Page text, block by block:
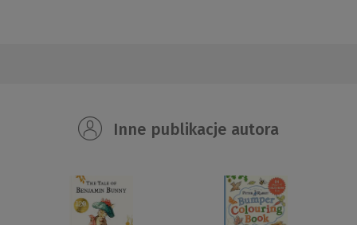
Inne publikacje autora